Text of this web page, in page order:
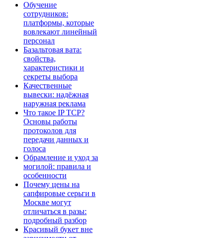
Обучение
сотрудников:
платформы, которые
вовлекают линейный
персонал
Базальтовая вата:
свойства,
характеристики и
секреты выбора
Качественные
вывески: надёжная
наружная реклама
Что такое IP TCP?
Основы работы
протоколов для
передачи данных и
голоса
Обрамление и уход за
могилой: правила и
особенности
Почему цены на
сапфировые серьги в
Москве могут
отличаться в разы:
подробный разбор
Красивый букет вне